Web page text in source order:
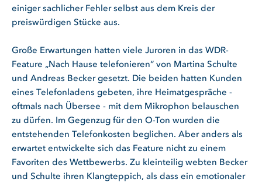
einiger sachlicher Fehler selbst aus dem Kreis der
preiswürdigen Stücke aus.
Große Erwartungen hatten viele Juroren in das WDR-
Feature „Nach Hause telefonieren“ von Martina Schulte
und Andreas Becker gesetzt. Die beiden hatten Kunden
eines Telefonladens gebeten, ihre Heimatgespräche -
oftmals nach Übersee - mit dem Mikrophon belauschen
zu dürfen. Im Gegenzug für den O-Ton wurden die
entstehenden Telefonkosten beglichen. Aber anders als
erwartet entwickelte sich das Feature nicht zu einem
Favoriten des Wettbewerbs. Zu kleinteilig webten Becker
und Schulte ihren Klangteppich, als dass ein emotionaler